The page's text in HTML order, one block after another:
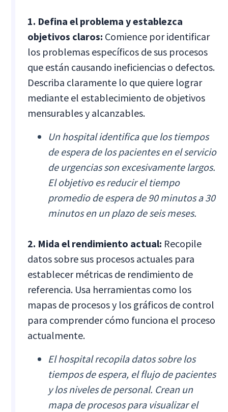
1. Defina el problema y establezca
objetivos claros: Comience por identificar
los problemas específicos de sus procesos
que están causando ineficiencias o defectos.
Describa claramente lo que quiere lograr
mediante el establecimiento de objetivos
mensurables y alcanzables.
Un hospital identifica que los tiempos
de espera de los pacientes en el servicio
de urgencias son excesivamente largos.
El objetivo es reducir el tiempo
promedio de espera de 90 minutos a 30
minutos en un plazo de seis meses.
2. Mida el rendimiento actual: Recopile
datos sobre sus procesos actuales para
establecer métricas de rendimiento de
referencia. Usa herramientas como los
mapas de procesos y los gráficos de control
para comprender cómo funciona el proceso
actualmente.
El hospital recopila datos sobre los
tiempos de espera, el flujo de pacientes
y los niveles de personal. Crean un
mapa de procesos para visualizar el